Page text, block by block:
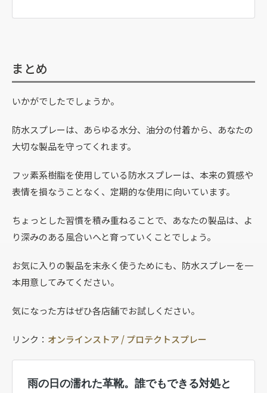
まとめ
いかがでしたでしょうか。
防水スプレーは、あらゆる水分、油分の付着から、あなたの
大切な製品を守ってくれます。
フッ素系樹脂を使用している防水スプレーは、本来の質感や
表情を損なうことなく、定期的な使用に向いています。
ちょっとした習慣を積み重ねることで、あなたの製品は、よ
り深みのある風合いへと育っていくことでしょう。
お気に入りの製品を末永く使うためにも、防水スプレーを一
本用意してみてください。
気になった方はぜひ各店舗でお試しください。
リンク： オンラインストア / プロテクトスプレー